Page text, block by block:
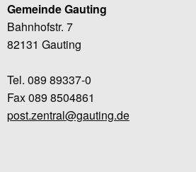
Gemeinde Gauting
Bahnhofstr. 7
82131 Gauting
Tel. 089 89337-0
Fax 089 8504861
post.zentral@gauting.de